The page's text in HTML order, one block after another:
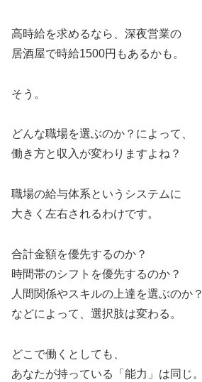
高時給を求めるなら、深夜営業の
居酒屋で時給1500円もあるかも。
そう。
どんな職場を選ぶのか？によって、
働き方と収入が変わりますよね？
職場の給与体系というシステムに
大きく左右されるわけです。
合計金額を優先するのか？
時間帯のシフトを優先するのか？
人間関係やスキルの上達を選ぶのか？
などによって、選択肢は変わる。
どこで働くとしても、
あなたが持っている「能力」は同じ。